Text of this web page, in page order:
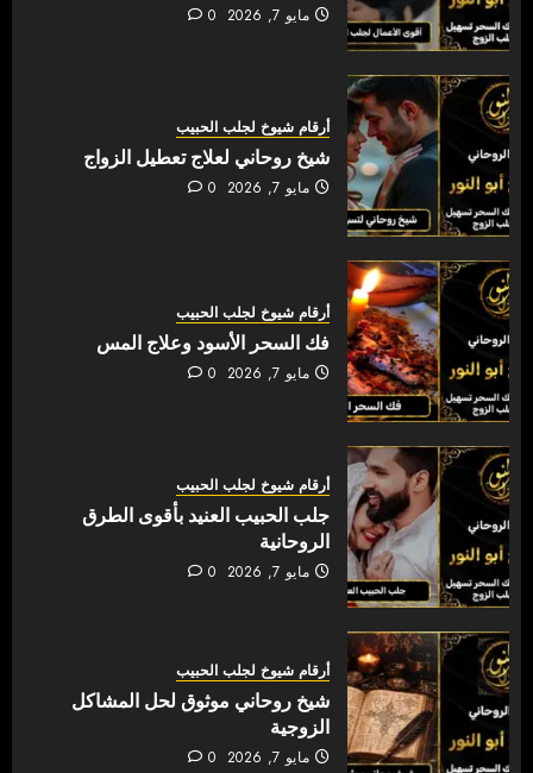
مايو 7, 2026 0
أرقام شيوخ لجلب الحبيب
شيخ روحاني لعلاج تعطيل الزواج
مايو 7, 2026 0
أرقام شيوخ لجلب الحبيب
فك السحر الأسود وعلاج المس
مايو 7, 2026 0
أرقام شيوخ لجلب الحبيب
جلب الحبيب العنيد بأقوى الطرق
الروحانية
مايو 7, 2026 0
أرقام شيوخ لجلب الحبيب
شيخ روحاني موثوق لحل المشاكل
الزوجية
مايو 7, 2026 0